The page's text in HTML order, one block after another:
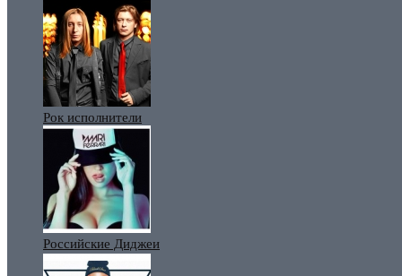
Рок исполнители
Российские Диджеи